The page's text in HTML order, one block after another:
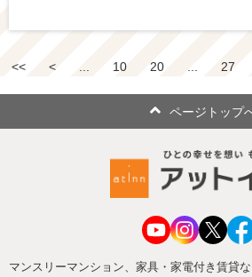
<< < 10 20 27
ページトップ
マンスリーマンション、家具・家電付き賃貸